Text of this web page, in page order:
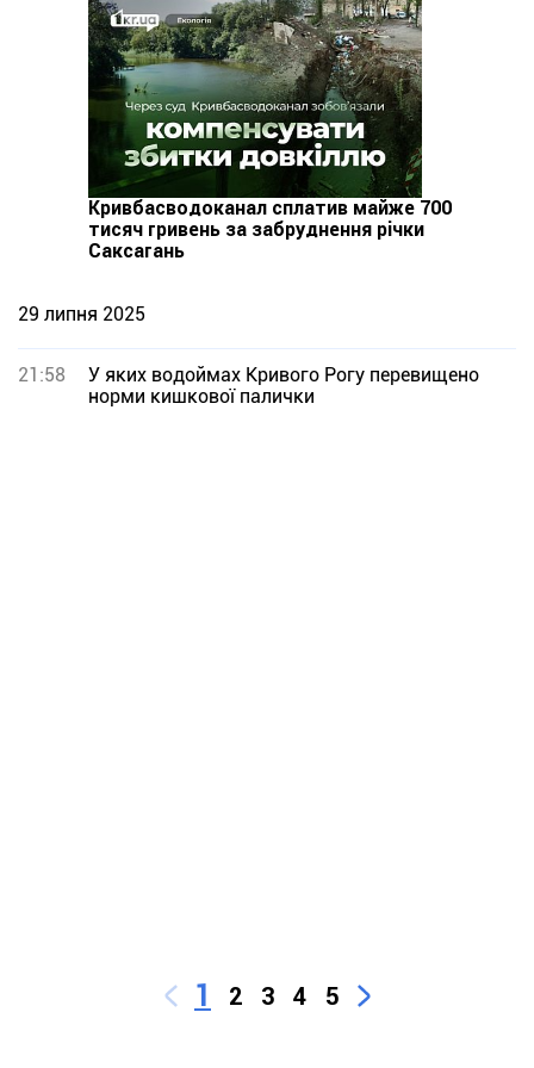
Кривбасводоканал сплатив майже 700
тисяч гривень за забруднення річки
Саксагань
29 липня 2025
21:58
У яких водоймах Кривого Рогу перевищено
норми кишкової палички
1 2 3 4 5